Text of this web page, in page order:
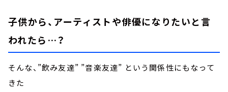
子供から、アーティストや俳優になりたいと言
われたら…？
そんな、”飲み友達” ”音楽友達” という関係性にもなって
きた